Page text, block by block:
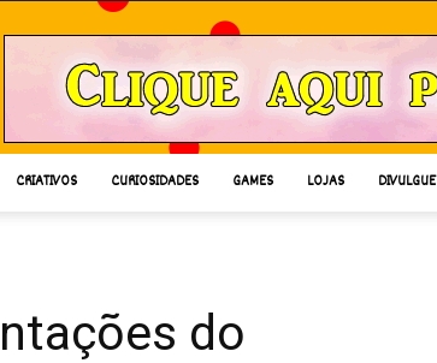
CRIATIVOS CURIOSIDADES GAMES LOJAS DIVULGUE
do